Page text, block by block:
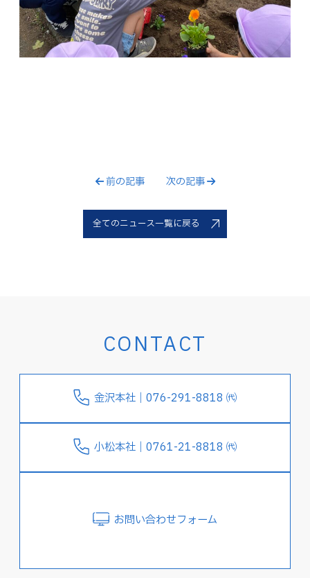
前の記事 次の記事
全てのニュース一覧に戻る
CONTACT
金沢本社｜076-291-8818 ㈹
小松本社｜0761-21-8818 ㈹
お問い合わせフォーム